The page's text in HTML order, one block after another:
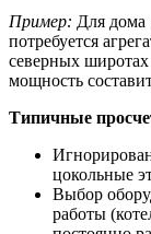
Пример: Для дома
потребуется
северных
мощность
Типичные
цокольные
Выбор
работы